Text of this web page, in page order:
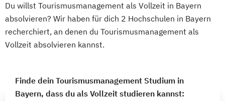
Du willst Tourismusmanagement als Vollzeit in Bayern
absolvieren? Wir haben für dich 2 Hochschulen in Bayern
recherchiert, an denen du Tourismusmanagement als
Vollzeit absolvieren kannst.
Finde dein Tourismusmanagement Studium in
Bayern, dass du als Vollzeit studieren kannst: